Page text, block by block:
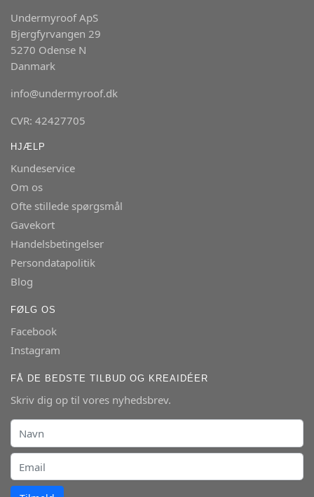
Undermyroof ApS
Bjergfyrvangen 29
5270 Odense N
Danmark
info@undermyroof.dk
CVR: 42427705
HJÆLP
Kundeservice
Om os
Ofte stillede spørgsmål
Gavekort
Handelsbetingelser
Persondatapolitik
Blog
FØLG OS
Facebook
Instagram
FÅ DE BEDSTE TILBUD OG KREAIDÉER
Skriv dig op til vores nyhedsbrev.